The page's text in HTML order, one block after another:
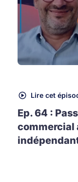
Lire cet
Ep. 64 :
commercial